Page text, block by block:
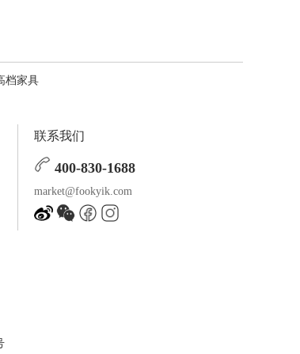
档家具
联系我们
400-830-1688
market@fookyik.com